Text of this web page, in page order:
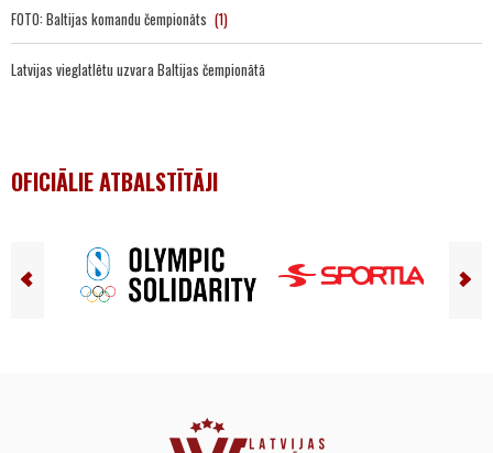
FOTO: Baltijas komandu čempionāts (1)
Latvijas vieglatlētu uzvara Baltijas čempionātā
OFICIĀLIE ATBALSTĪTĀJI